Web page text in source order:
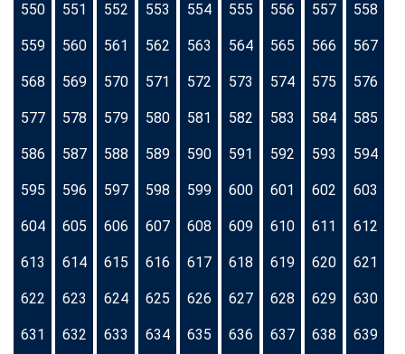
550 551 552 553 554 555 556 557 558
559 560 561 562 563 564 565 566 567
568 569 570 571 572 573 574 575 576
577 578 579 580 581 582 583 584 585
586 587 588 589 590 591 592 593 594
595 596 597 598 599 600 601 602 603
604 605 606 607 608 609 610 611 612
613 614 615 616 617 618 619 620 621
622 623 624 625 626 627 628 629 630
631 632 633 634 635 636 637 638 639